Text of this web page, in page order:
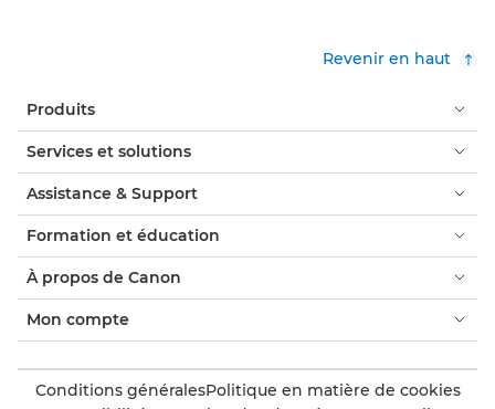
Revenir en haut
Produits
Services et solutions
Assistance & Support
Formation et éducation
À propos de Canon
Mon compte
Conditions généralesPolitique en matière de cookies